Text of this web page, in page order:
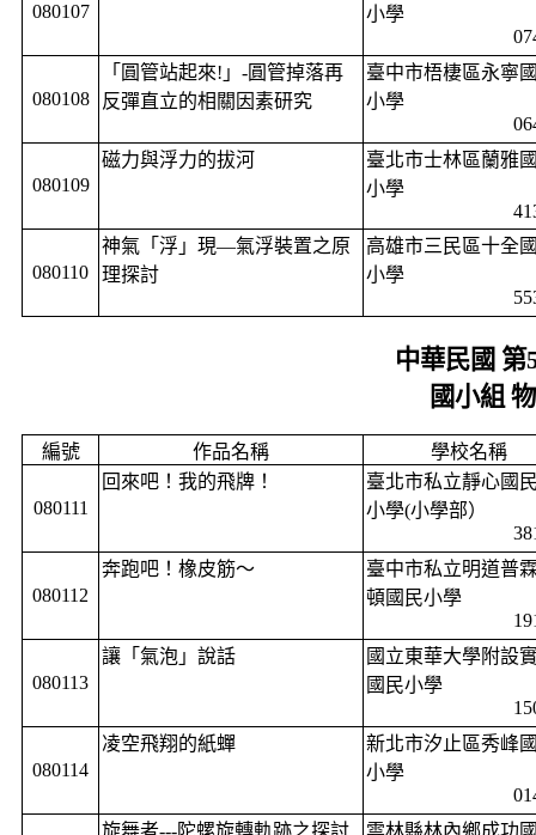
080107
小學
080108
「圓管站起來! 」 -圓管掉落再
反彈直立的相關因素研究
臺中市梧棲區永寧
小學
080109
磁力與浮力的拔河
臺北市士林區蘭雅
小學
080110
神氣「浮」現—氣浮裝置之原
理探討
高雄市三民區十全
小學
中華民國 第
國小組
編號 作品名稱 學校名稱
080111
回來吧！我的飛牌！
臺北市私立靜心國
小學(小學部）
080112
奔跑吧！橡皮筋〜
臺中市私立明道普
頓國民小學
080113
讓「氣泡」說話
國立東華大學附設
國民小學
080114
凌空飛翔的紙蟬
新北市汐止區秀峰
小學
旋舞者---陀螺旋轉軌跡之探討
雲林縣林內鄉成功